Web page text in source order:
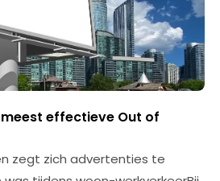
meest effectieve Out of
zegt zich advertenties te